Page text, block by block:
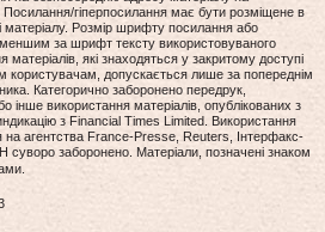
гіперпосилання має бути розміщене в
матеріалу. Розмір шрифту посилання або
за шрифт тексту використовуваного
які знаходяться у закритому доступі
користувачам, допускається лише за попереднім
Категорично заборонено передрук,
інше використання матеріалів, опублікованих з
з Financial Times Limited. Використання
на агентства France-Presse, Reuters, Інтерфакс-
суворо заборонено. Матеріали, позначені знаком